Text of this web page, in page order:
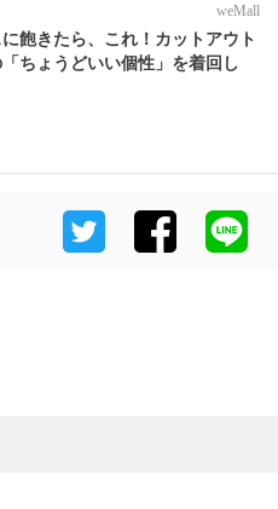
weMall
飽きたら、これ！カットアウト
ちょうどいい個性」を着回し